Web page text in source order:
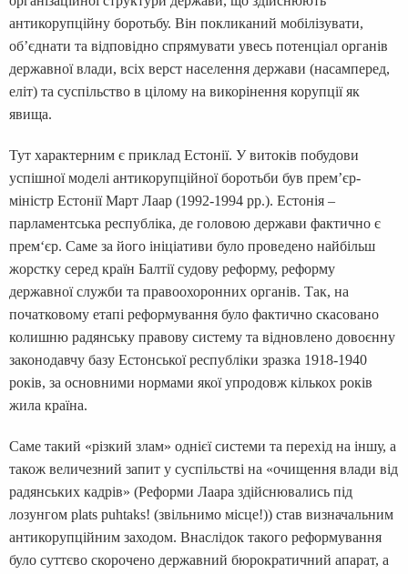
антикорупційну боротьбу. Він покликаний мобілізувати,
об’єднати та відповідно спрямувати увесь потенціал органів
державної влади, всіх верст населення держави (насамперед,
еліт) та суспільство в цілому на викорінення корупції як
явища.
Тут характерним є приклад Естонії. У витоків побудови
успішної моделі антикорупційної боротьби був прем’єр-
міністр Естонії Март Лаар (1992-1994 рр.). Естонія –
парламентська республіка, де головою держави фактично є
прем‘єр. Саме за його ініціативи було проведено найбільш
жорстку серед країн Балтії судову реформу, реформу
державної служби та правоохоронних органів. Так, на
початковому етапі реформування було фактично скасовано
колишню радянську правову систему та відновлено довоєнну
законодавчу базу Естонської республіки зразка 1918-1940
років, за основними нормами якої упродовж кількох років
жила країна.
Саме такий «різкий злам» однієї системи та перехід на іншу, а
також величезний запит у суспільстві на «очищення влади від
радянських кадрів» (Реформи Лаара здійснювались під
лозунгом plats puhtaks! (звільнимо місце!)) став визначальним
антикорупційним заходом. Внаслідок такого реформування
було суттєво скорочено державний бюрократичний апарат, а